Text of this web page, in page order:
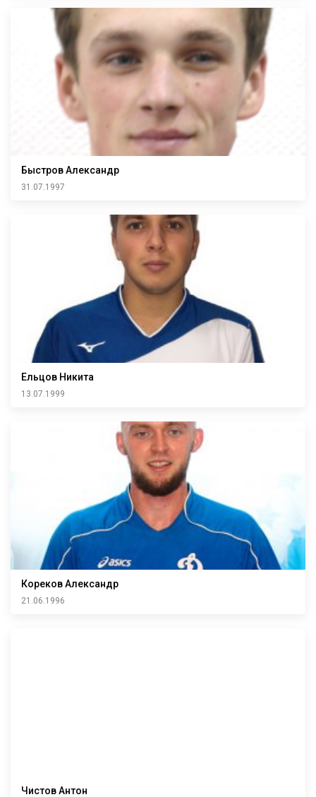
Быстров Александр
31.07.1997
Ельцов Никита
13.07.1999
Кореков Александр
21.06.1996
Чистов Антон